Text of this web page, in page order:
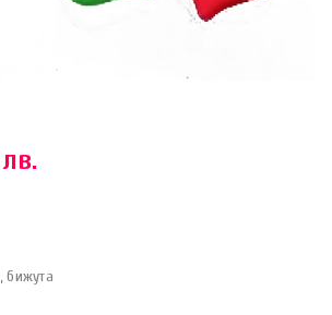
бижута